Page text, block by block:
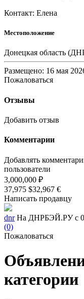
Контакт: Елена
Местоположение
Донецкая область
Размещено: 16 мая
Пожаловаться
Отзывы
Добавить отзыв
Комментарии
Добавлять
пользователи
3,000,000 ₽
37,975 $32,967 €
Написать продавцу
dnr На ДНРБЭЙ.РУ с
(0)
Пожаловаться
категории